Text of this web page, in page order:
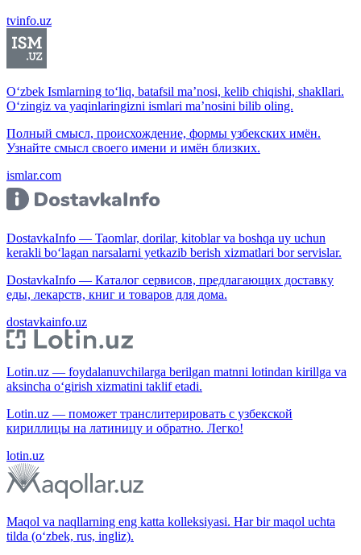
tvinfo.uz
O‘zbek Ismlarning to‘liq, batafsil ma’nosi, kelib chiqishi, shakllari.
O‘zingiz va yaqinlaringizni ismlari ma’nosini bilib oling.
Полный смысл, происхождение, формы узбекских имён.
Узнайте смысл своего имени и имён близких.
ismlar.com
DostavkaInfo — Taomlar, dorilar, kitoblar va boshqa uy uchun
kerakli bo‘lagan narsalarni yetkazib berish xizmatlari bor servislar.
DostavkaInfo — Каталог сервисов, предлагающих доставку
еды, лекарств, книг и товаров для дома.
dostavkainfo.uz
Lotin.uz — foydalanuvchilarga berilgan matnni lotindan kirillga va
aksincha o‘girish xizmatini taklif etadi.
Lotin.uz — поможет транслитерировать с узбекской
кириллицы на латиницу и обратно. Легко!
lotin.uz
Maqol va naqllarning eng katta kolleksiyasi. Har bir maqol uchta
tilda (o‘zbek, rus, ingliz).